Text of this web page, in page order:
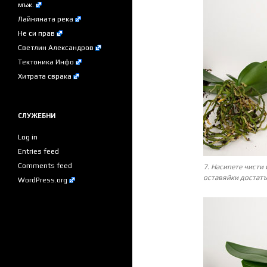
7. Насипете чисти
оставяйки
мъж.
Лайняната река
Не си прав
Светлин Александров
Тектоника Инфо
Хитрата сврака
СЛУЖЕБНИ
Log in
Entries feed
Comments feed
WordPress.org